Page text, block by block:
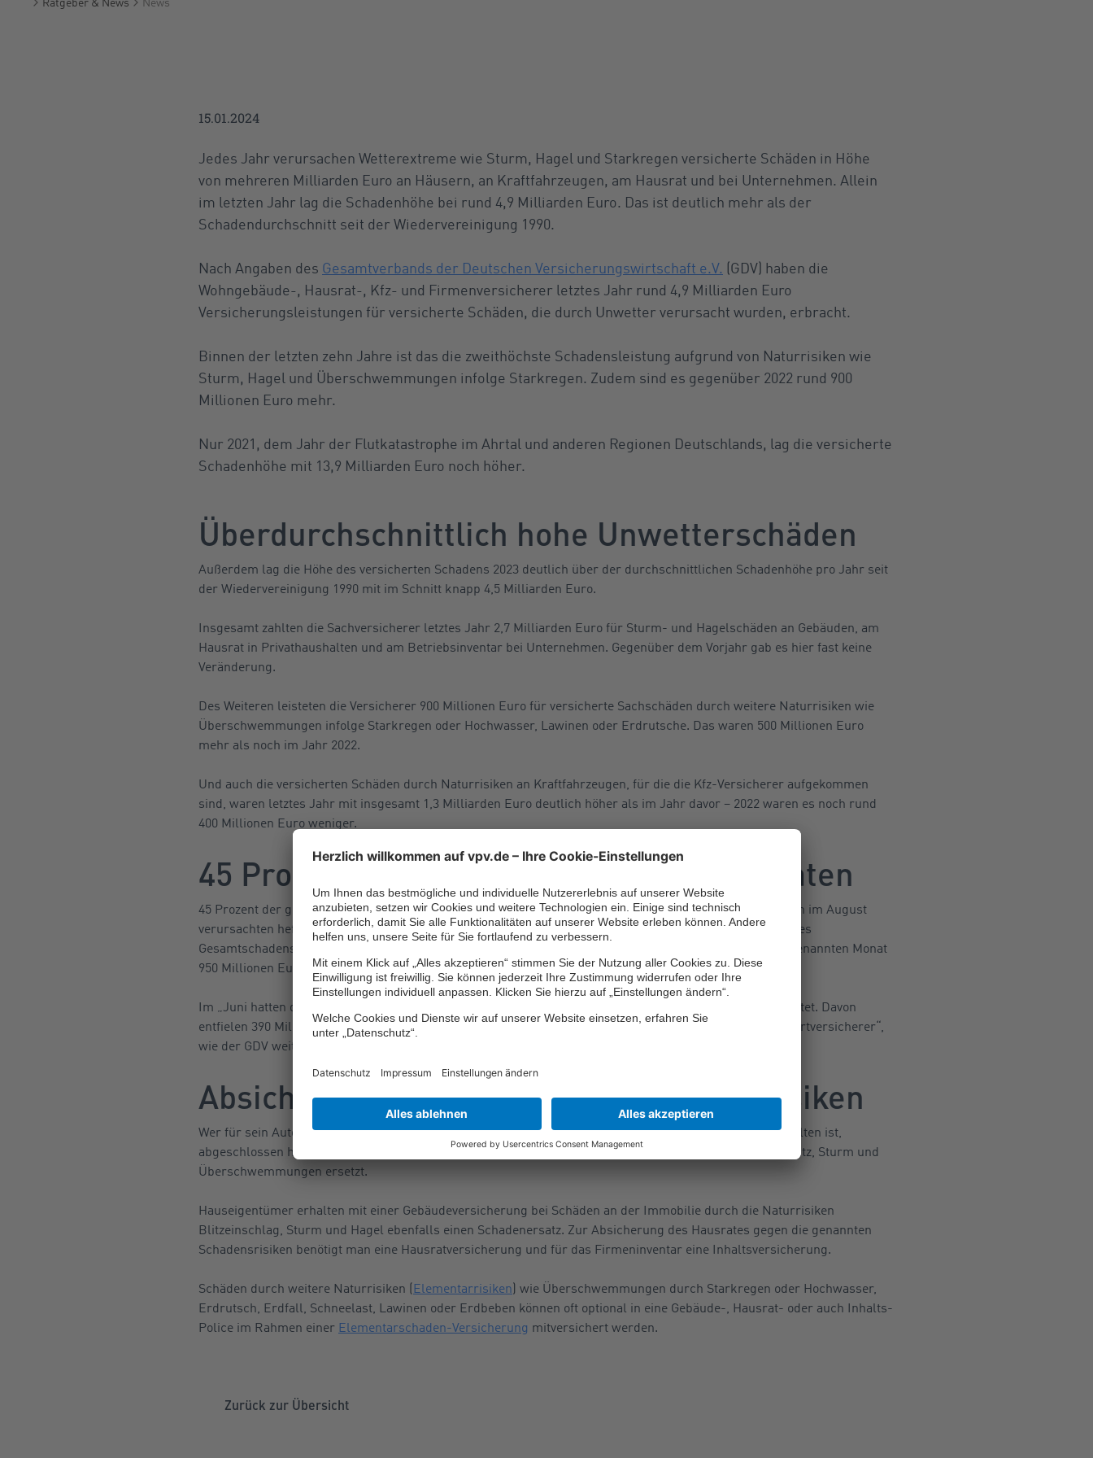
15.01.2024
Jedes Jahr verursachen Wetterextreme wie Sturm, Hagel und Starkregen versicherte Schäden in Höhe
von mehreren Milliarden Euro an Häusern, an Kraftfahrzeugen, am Hausrat und bei Unternehmen. Allein
im letzten Jahr lag die Schadenhöhe bei rund 4,9 Milliarden Euro. Das ist deutlich mehr als der
Schadendurchschnitt seit der Wiedervereinigung 1990.
Nach Angaben des Gesamtverbands der Deutschen Versicherungswirtschaft e.V. (GDV) haben die
Wohngebäude-, Hausrat-, Kfz- und Firmenversicherer letztes Jahr rund 4,9 Milliarden Euro
Versicherungsleistungen für versicherte Schäden, die durch Unwetter verursacht wurden, erbracht.
Binnen der letzten zehn Jahre ist das die zweithöchste Schadensleistung aufgrund von Naturrisiken wie
Sturm, Hagel und Überschwemmungen infolge Starkregen. Zudem sind es gegenüber 2022 rund 900
Millionen Euro mehr.
Nur 2021, dem Jahr der Flutkatastrophe im Ahrtal und anderen Regionen Deutschlands, lag die versicherte
Schadenhöhe mit 13,9 Milliarden Euro noch höher.
Überdurchschnittlich hohe Unwetterschäden
Außerdem lag die Höhe des versicherten Schadens 2023 deutlich über der durchschnittlichen Schadenhöhe pro Jahr seit
der Wiedervereinigung 1990 mit im Schnitt knapp 4,5 Milliarden Euro.
Insgesamt zahlten die Sachversicherer letztes Jahr 2,7 Milliarden Euro für Sturm- und Hagelschäden an Gebäuden, am
Hausrat in Privathaushalten und am Betriebsinventar bei Unternehmen. Gegenüber dem Vorjahr gab es hier fast keine
Veränderung.
Des Weiteren leisteten die Versicherer 900 Millionen Euro für versicherte Sachschäden durch weitere Naturrisiken wie
Überschwemmungen infolge Starkregen oder Hochwasser, Lawinen oder Erdrutsche. Das waren 500 Millionen Euro
mehr als noch im Jahr 2022.
Und auch die versicherten Schäden durch Naturrisiken an Kraftfahrzeugen, für die die Kfz-Versicherer aufgekommen
sind, waren letztes Jahr mit insgesamt 1,3 Milliarden Euro deutlich höher als im Jahr davor – 2022 waren es noch rund
400 Millionen Euro weniger.
45 Prozent der Schäden in nur zwei Monaten
45 Prozent der gesamten Unwetterschäden entfielen 2023 auf die Sommermonate Juni und August. „Allein im August
verursachten heftige Unwetter versicherte Schäden in Höhe von 1,5 Milliarden Euro, also fast ein Drittel des
Gesamtschadens,“ so der GDV. Die Sachversicherer leisteten für versicherte Naturgefahrenschäden im genannten Monat
950 Millionen Euro und die Kfz-Versicherer 550 Millionen Euro.
Im „Juni hatten die Unwetter Kay und Lambert schwere Schäden in Höhe von 740 Millionen Euro angerichtet. Davon
entfielen 390 Millionen Euro auf die Sachversicherung und die übrigen 350 Millionen Euro auf die Kraftfahrtversicherer“,
wie der GDV weiter berichtet.
Absicherung von Schäden durch Naturrisiken
Wer für sein Auto eine Teilkaskoversicherung, die automatisch auch in einer Vollkaskoversicherung enthalten ist,
abgeschlossen hat, bekommt Kfz-Schäden unter anderem verursacht durch Naturgefahren wie Hagel, Blitz, Sturm und
Überschwemmungen ersetzt.
Hauseigentümer erhalten mit einer Gebäudeversicherung bei Schäden an der Immobilie durch die Naturrisiken
Blitzeinschlag, Sturm und Hagel ebenfalls einen Schadenersatz. Zur Absicherung des Hausrates gegen die genannten
Schadensrisiken benötigt man eine Hausratversicherung und für das Firmeninventar eine Inhaltsversicherung.
Schäden durch weitere Naturrisiken (Elementarrisiken) wie Überschwemmungen durch Starkregen oder Hochwasser,
Erdrutsch, Erdfall, Schneelast, Lawinen oder Erdbeben können oft optional in eine Gebäude-, Hausrat- oder auch Inhalts-
Police im Rahmen einer Elementarschaden-Versicherung mitversichert werden.
Zurück zur Übersicht